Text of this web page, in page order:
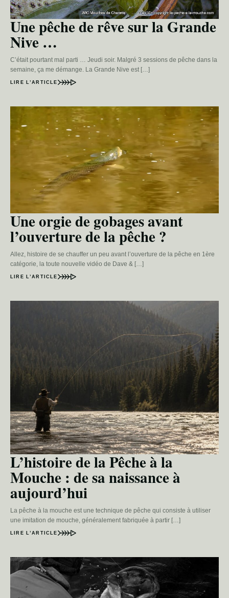
Une pêche de rêve sur la Grande
Nive …
C’était pourtant mal parti … Jeudi soir. Malgré 3 sessions de pêche dans la
semaine, ça me démange. La Grande Nive est […]
LIRE L’ARTICLE
Une orgie de gobages avant
l’ouverture de la pêche ?
Allez, histoire de se chauffer un peu avant l’ouverture de la pêche en 1ère
catégorie, la toute nouvelle vidéo de Dave & […]
LIRE L’ARTICLE
L’histoire de la Pêche à la
Mouche : de sa naissance à
aujourd’hui
La pêche à la mouche est une technique de pêche qui consiste à utiliser
une imitation de mouche, généralement fabriquée à partir […]
LIRE L’ARTICLE